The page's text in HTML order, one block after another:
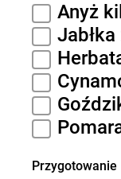
Anyż
Przygotowanie